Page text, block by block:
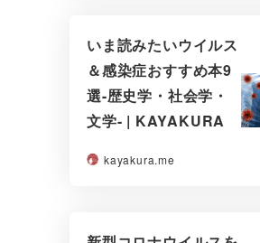
いま読みたいウイルス
＆感染症おすすめ本9
選-歴史学・社会学・
文学- | KAYAKURA
kayakura.me